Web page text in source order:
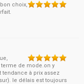
choix,
de mode.on y
à prix assez
le délais est toujours